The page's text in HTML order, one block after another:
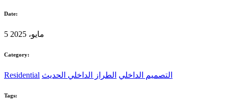
Date:
5 مايو، 2025
Category:
Residential التصميم الداخلي الطراز الداخلي الحديث
Tags: